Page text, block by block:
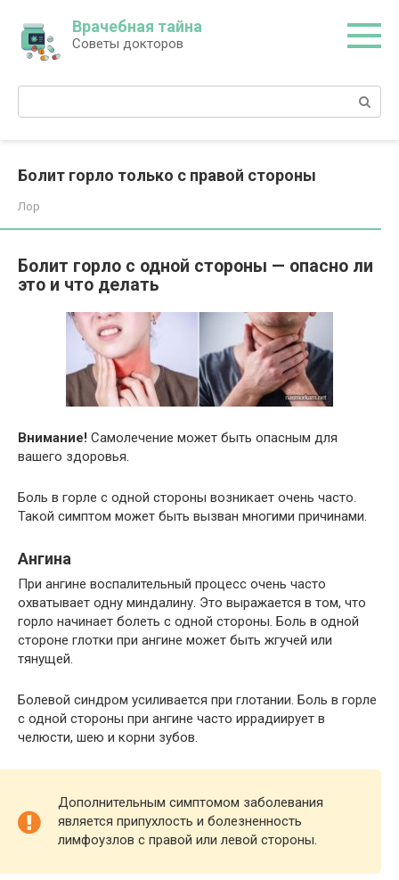
контенту
Врачебная тайна
Советы докторов
Поиск:
Болит горло только с правой стороны
Лор
Болит горло с одной стороны — опасно ли
это и что делать
Внимание! Самолечение может быть опасным для
вашего здоровья.
Боль в горле с одной стороны возникает очень часто.
Такой симптом может быть вызван многими причинами.
Ангина
При ангине воспалительный процесс очень часто
охватывает одну миндалину. Это выражается в том, что
горло начинает болеть с одной стороны. Боль в одной
стороне глотки при ангине может быть жгучей или
тянущей.
Болевой синдром усиливается при глотании. Боль в горле
с одной стороны при ангине часто иррадиирует в
челюсти, шею и корни зубов.
Дополнительным симптомом заболевания
является припухлость и болезненность
лимфоузлов с правой или левой стороны.